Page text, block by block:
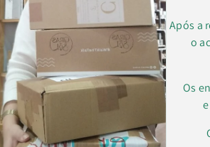
Após a
o
Os